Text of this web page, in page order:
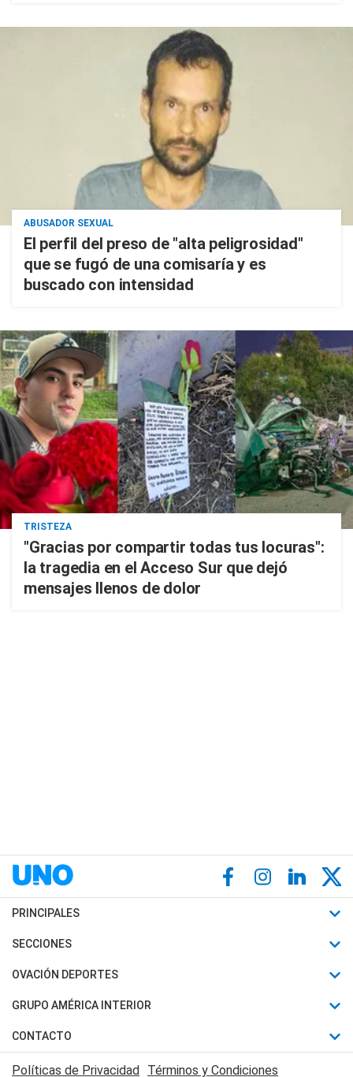
ABUSADOR SEXUAL
El perfil del preso de "alta peligrosidad"
que se fugó de una comisaría y es
buscado con intensidad
TRISTEZA
"Gracias por compartir todas tus locuras":
la tragedia en el Acceso Sur que dejó
mensajes llenos de dolor
PRINCIPALES
Últimas Noticias
Política
Judiciales
Economia
SECCIONES
Horóscopo
Motores
Trucos caseros
OVACIÓN DEPORTES
Fútbol
Mundial
Automovilismo
GRUPO AMÉRICA INTERIOR
Canal 7 en Vivo
CONTACTO
Acerca de Nosotros
Políticas de Privacidad Términos y Condiciones